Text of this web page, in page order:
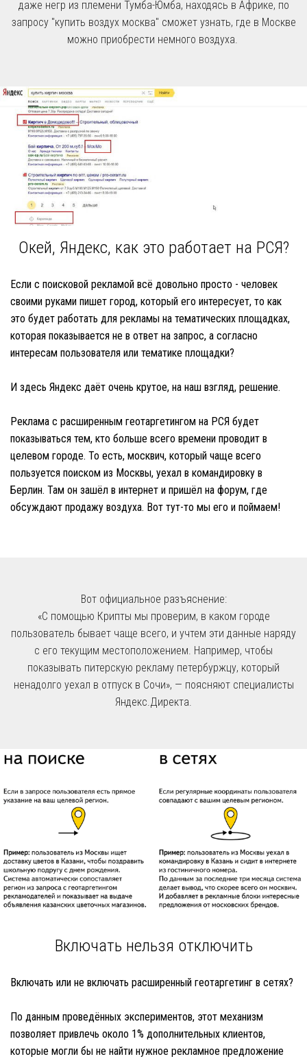
даже негр из племени Тумба-Юмба, находясь в Африке, по
запросу "купить воздух москва" сможет узнать, где в Москве
можно приобрести немного воздуха.
Окей, Яндекс, как это работает на РСЯ?
Если с поисковой рекламой всё довольно просто - человек
своими руками пишет город, который его интересует, то как
это будет работать для рекламы на тематических площадках,
которая показывается не в ответ на запрос, а согласно
интересам пользователя или тематике площадки?
И здесь Яндекс даёт очень крутое, на наш взгляд, решение.
Реклама с расширенным геотаргетингом на РСЯ будет
показываться тем, кто больше всего времени проводит в
целевом городе. То есть, москвич, который чаще всего
пользуется поиском из Москвы, уехал в командировку в
Берлин. Там он зашёл в интернет и пришёл на форум, где
обсуждают продажу воздуха. Вот тут-то мы его и поймаем!
Вот официальное разъяснение:
«С помощью Крипты мы проверим, в каком городе
пользователь бывает чаще всего, и учтем эти данные наряду
с его текущим местоположением. Например, чтобы
показывать питерскую рекламу петербуржцу, который
ненадолго уехал в отпуск в Сочи», — поясняют специалисты
Яндекс.Директа.
Включать нельзя отключить
Включать или не включать расширенный геотаргетинг в сетях?
По данным проведённых экспериментов, этот механизм
позволяет привлечь около 1% дополнительных клиентов,
которые могли бы не найти нужное рекламное предложение